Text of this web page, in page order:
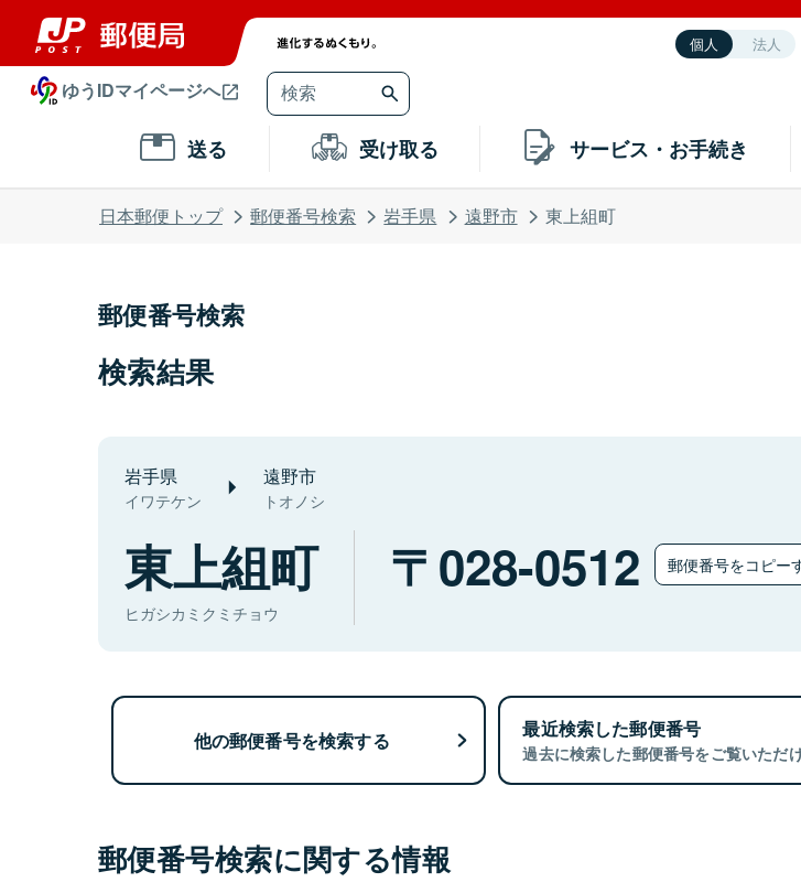
個人 法人
ゆうIDマイページへ
送る 受け取る サービス・お手続き
日本郵便トップ 郵便番号検索 岩手県 遠野市 東上組町
郵便番号検索
検索結果
岩手県
イワテケン
遠野市
トオノシ
東上組町
ヒガシカミクミチョウ
028-0512 郵便番号をコピー
他の郵便番号を検索する 最近検索した郵便番号
過去に検索した郵便番号をご覧いただけ
郵便番号検索に関する情報